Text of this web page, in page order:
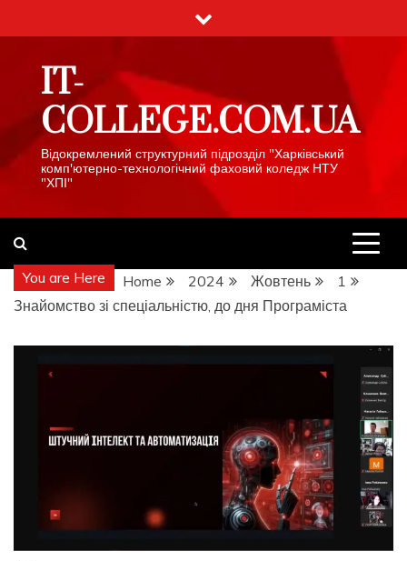
to
IT-
COLLEGE.COM.UA
Відокремлений структурний підрозділ "Харківський
комп'ютерно-технологічний фаховий коледж НТУ
"ХПІ"
You are Here Home 2024 Жовтень
1
Знайомство зі спеціальністю, до дня Програміста